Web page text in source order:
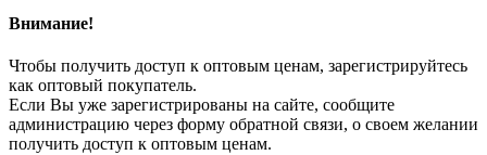
Внимание!
Чтобы получить доступ к оптовым ценам, зарегистрируйтесь
как оптовый покупатель.
Если Вы уже зарегистрированы на сайте, сообщите
администрацию через форму обратной связи, о своем желании
получить доступ к оптовым ценам.